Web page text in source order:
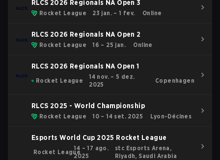
RLCS 2026 Regionals NA Open 3
Rocket League 23 jan. – 1 fev. Online
RLCS 2026 Regionals NA Open 2
Rocket League 16 – 25 jan. Online
RLCS 2026 Regionals NA Open 1
Rocket League
14 nov. – 5 dez.
2025
Copenhagen
RLCS 2025 - World Championship
Rocket League 10 – 14 set. 2025 Lyon-Décines
Esports World Cup 2025 Rocket League
Rocket League
14 – 17 ago.
2025
stc Esports Arena,
Riyadh, Saudi Arabia